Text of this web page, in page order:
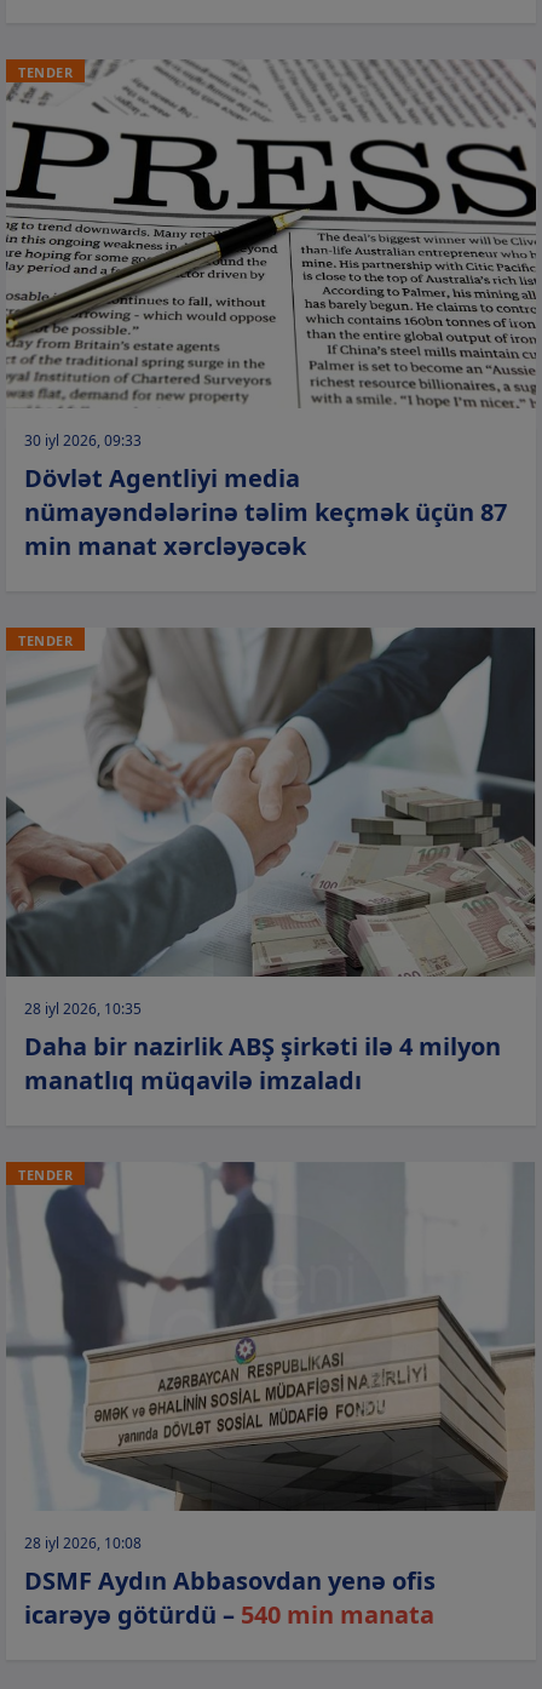
TENDER
30 iyl 2026, 09:33
Dövlət Agentliyi media
nümayəndələrinə təlim keçmək üçün 87
min manat xərcləyəcək
TENDER
28 iyl 2026, 10:35
Daha bir nazirlik ABŞ şirkəti ilə 4 milyon
manatlıq müqavilə imzaladı
TENDER
28 iyl 2026, 10:08
DSMF Aydın Abbasovdan yenə ofis
icarəyə götürdü – 540 min manata